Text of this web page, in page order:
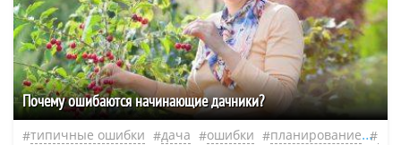
Почему ошибаются начинающие дачники?
типичные ошибки дача ошибки планирование